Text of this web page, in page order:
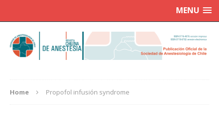
MENU
Home Propofol infusión syndrome